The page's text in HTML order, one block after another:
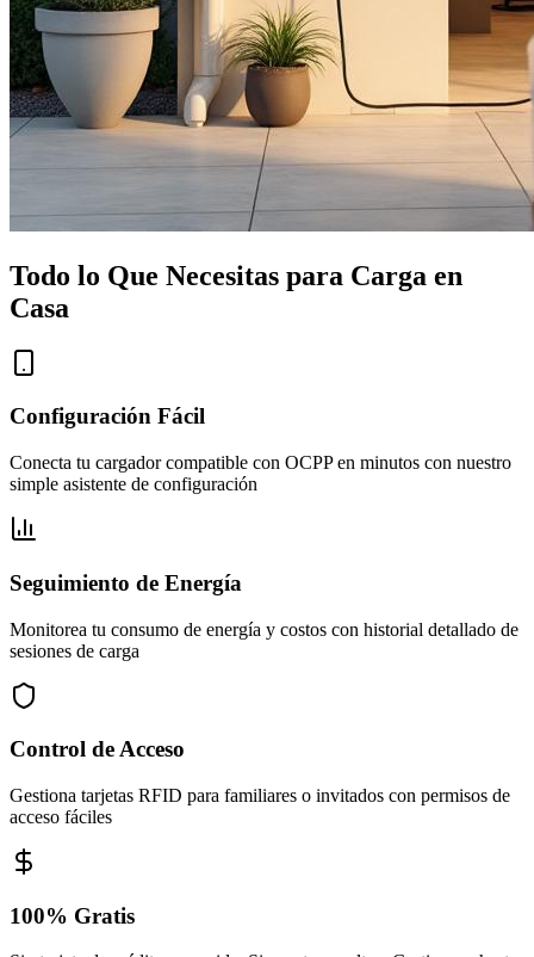
Todo lo Que Necesitas para Carga en
Casa
Configuración Fácil
Conecta tu cargador compatible con OCPP en minutos con nuestro
simple asistente de configuración
Seguimiento de Energía
Monitorea tu consumo de energía y costos con historial detallado de
sesiones de carga
Control de Acceso
Gestiona tarjetas RFID para familiares o invitados con permisos de
acceso fáciles
100% Gratis